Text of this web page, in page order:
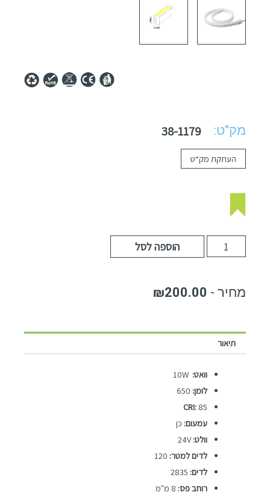
מק"ט: 38-1179
העתקת מק“ט
הוספה לסל
₪200.00
תיאור
וואט:
לומן: 650
CRI: 85
עמעום: כן
וולט:24V
לדים למטר:
לדים: 2835
רוחב פס: 8 מ"מ